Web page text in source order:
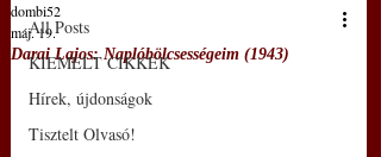
All Posts
KIEMELT CIKKEK
Hírek, újdonságok
Tisztelt Olvasó!
Darai Lajos: Naplóbölcsességeim (1943)
dombi52
máj. 19.